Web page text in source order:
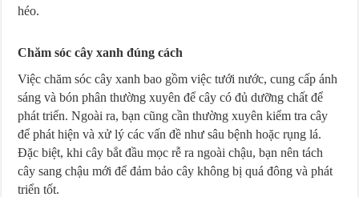
héo.
Chăm sóc cây xanh đúng cách
Việc chăm sóc cây xanh bao gồm việc tưới nước, cung cấp ánh
sáng và bón phân thường xuyên để cây có đủ dưỡng chất để
phát triển. Ngoài ra, bạn cũng cần thường xuyên kiểm tra cây
để phát hiện và xử lý các vấn đề như sâu bệnh hoặc rụng lá.
Đặc biệt, khi cây bắt đầu mọc rễ ra ngoài chậu, bạn nên tách
cây sang chậu mới để đảm bảo cây không bị quá đông và phát
triển tốt.